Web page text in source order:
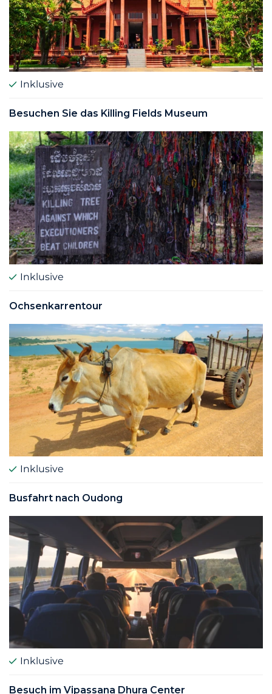
Inklusive
Besuchen Sie das Killing Fields Museum
Inklusive
Ochsenkarrentour
Inklusive
Busfahrt nach Oudong
Inklusive
Besuch im Vipassana Dhura Center